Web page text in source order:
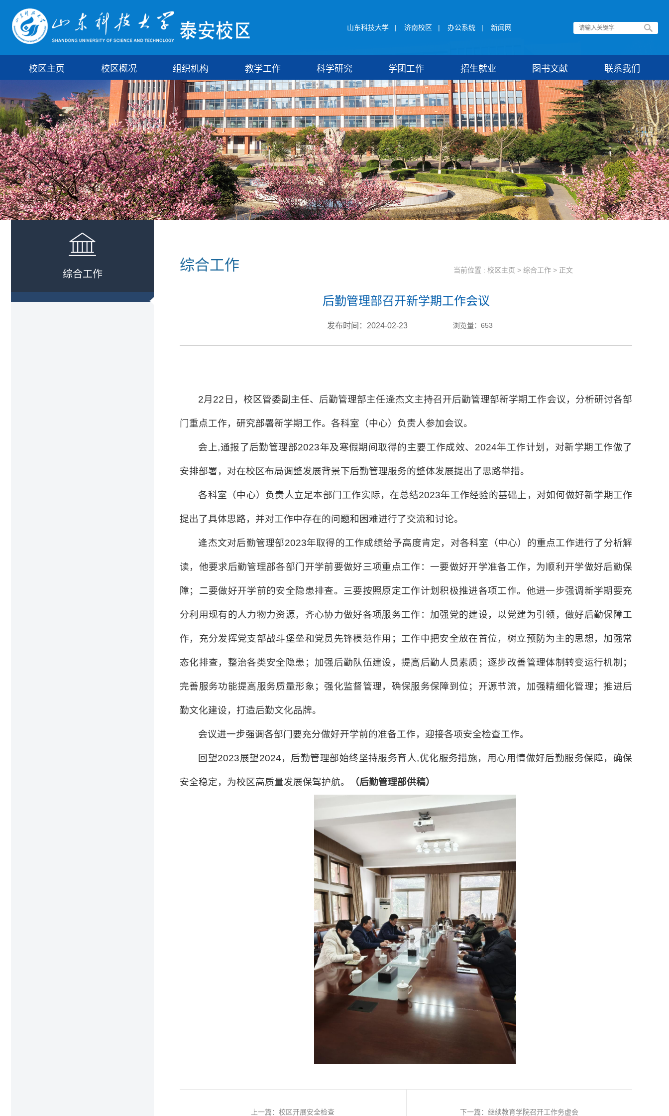
山东科技大学 | 济南校区 | 办公系统 | 新闻网
校区主页 校区概况 组织机构 教学工作 科学研究 学团工作 招生就业 图书文献 联系我们
综合工作
综合工作 当前位置 : 校区主页 > 综合工作 > 正文
后勤管理部召开新学期工作会议
发布时间：2024-02-23 浏览量： 653
2月 22 日，校区管委副主任、后勤管理部主任逄杰文主持召开后勤管理部新学期工作会议，分析研讨各部
门重点工作，研究部署新学期工作。各科室（中心）负责人参加会议。
会上,通报了后勤管理部2023年及寒假期间取得的主要工作成效、 2024年工作计划，对新学期工作做了
安排部署，对在校区布局调整发展背景下后勤管理服务的整体发展提出了思路举措。
各科室（中心）负责人立足本部门工作实际，在总结2023年工作经验的基础上，对如何做好新学期工作
提出了具体思路，并对工作中存在的问题和困难进行了交流和讨论。
逄杰文对后勤管理部2023年取得的工作成绩给予高度肯定，对各科室（中心）的重点工作进行了分析解
读，他要求后勤管理部各部门开学前要做好三项重点工作：一要做好开学准备工作，为顺利开学做好后勤保
障；二要做好开学前的安全隐患排查。三要按照原定工作计划积极推进各项工作。他进一步强调新学期要充
分利用现有的人力物力资源，齐心协力做好各项服务工作：加强党的建设，以党建为引领，做好后勤保障工
作，充分发挥党支部战斗堡垒和党员先锋模范作用；工作中把安全放在首位，树立预防为主的思想，加强常
态化排查，整治各类安全隐患；加强后勤队伍建设，提高后勤人员素质；逐步改善管理体制转变运行机制；
完善服务功能提高服务质量形象；强化监督管理，确保服务保障到位；开源节流，加强精细化管理；推进后
勤文化建设，打造后勤文化品牌。
会议进一步强调各部门要充分做好开学前的准备工作，迎接各项安全检查工作。
回望2023展望2024，后勤管理部始终坚持服务育人,优化服务措施，用心用情做好后勤服务保障，确保
安全稳定，为校区高质量发展保驾护航。 （后勤管理部供稿）
上一篇：校区开展安全检查 下一篇：继续教育学院召开工作务虚会